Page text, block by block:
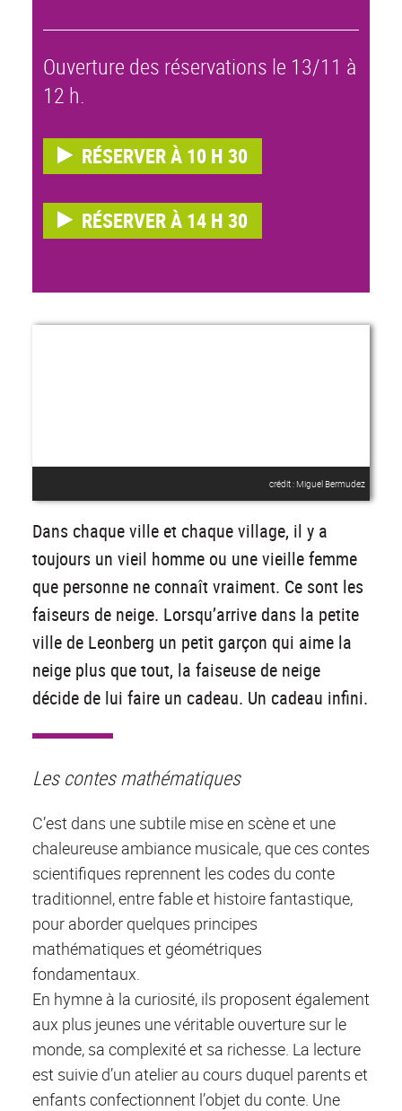
Ouverture des réservations le 13/11 à
12 h.
RÉSERVER À 10 H 30
RÉSERVER À 14 H 30
crédit : Miguel Bermudez
Dans chaque ville et chaque village, il y a
toujours un vieil homme ou une vieille femme
que personne ne connaît vraiment. Ce sont les
faiseurs de neige. Lorsqu’arrive dans la petite
ville de Leonberg un petit garçon qui aime la
neige plus que tout, la faiseuse de neige
décide de lui faire un cadeau. Un cadeau infini.
Les contes mathématiques
C’est dans une subtile mise en scène et une
chaleureuse ambiance musicale, que ces contes
scientifiques reprennent les codes du conte
traditionnel, entre fable et histoire fantastique,
pour aborder quelques principes
mathématiques et géométriques
fondamentaux.
En hymne à la curiosité, ils proposent également
aux plus jeunes une véritable ouverture sur le
monde, sa complexité et sa richesse. La lecture
est suivie d’un atelier au cours duquel parents et
enfants confectionnent l’objet du conte. Une